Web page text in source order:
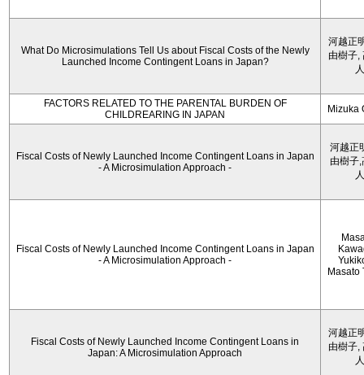
What Do Microsimulations Tell Us about Fiscal Costs of the Newly
Launched Income Contingent Loans in Japan?
河越正
由樹子,
人
FACTORS RELATED TO THE PARENTAL BURDEN OF
CHILDREARING IN JAPAN
Mizuka
Fiscal Costs of Newly Launched Income Contingent Loans in Japan
- A Microsimulation Approach -
河越正
由樹子
人
Fiscal Costs of Newly Launched Income Contingent Loans in Japan
- A Microsimulation Approach -
Masato
Fiscal Costs of Newly Launched Income Contingent Loans in
Japan: A Microsimulation Approach
河越正
由樹子,
人